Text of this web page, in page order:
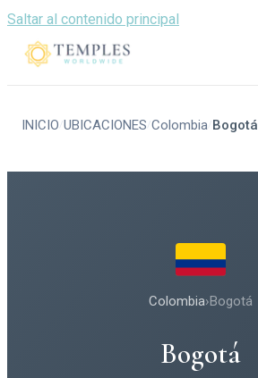
Saltar al contenido principal
INICIO /UBICACIONES /Colombia/ Bogotá
Colombia›Bogotá
Bogotá